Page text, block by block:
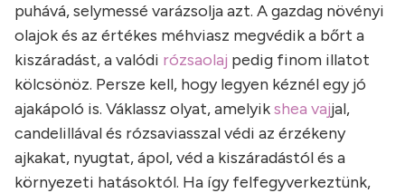
puhává, selymessé varázsolja azt. A gazdag növényi
olajok és az értékes méhviasz megvédik a bőrt a
kiszáradást, a valódi rózsaolaj pedig finom illatot
kölcsönöz. Persze kell, hogy legyen kéznél egy jó
ajakápoló is. Váklassz olyat, amelyikshea vajjal,
candelillával és rózsaviasszal védi az érzékeny
ajkakat, nyugtat, ápol, véd a kiszáradástól és a
környezeti hatásoktól. Ha így felfegyverkeztünk,